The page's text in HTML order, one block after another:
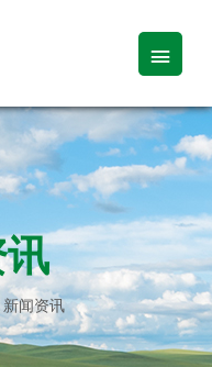

新闻资讯